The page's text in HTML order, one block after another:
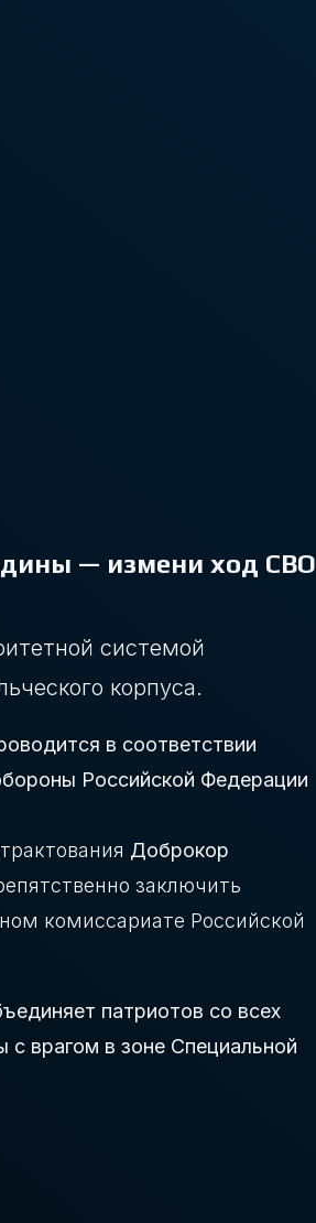
— измени ход СВО
системой
корпуса.
в соответствии
Российской Федерации
Доброкор
заключить
комиссариате Российской
патриотов со всех
с врагом в зоне Специальной